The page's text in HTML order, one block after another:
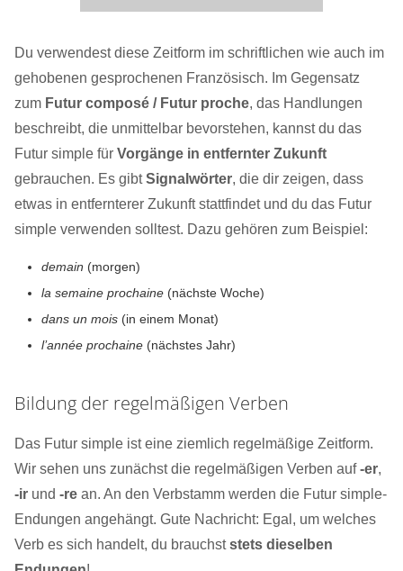
Du verwendest diese Zeitform im schriftlichen wie auch im
gehobenen gesprochenen Französisch. Im Gegensatz
zum Futur composé / Futur proche, das Handlungen
beschreibt, die unmittelbar bevorstehen, kannst du das
Futur simple für Vorgänge in entfernter Zukunft
gebrauchen. Es gibtSignalwörter, die dir zeigen, dass
etwas in entfernterer Zukunft stattfindet und du das Futur
simple verwenden solltest. Dazu gehören zum Beispiel:
demain (morgen)
la semaine prochaine (nächste Woche)
dans un mois (in einem Monat)
l’année prochaine (nächstes Jahr)
Bildung der regelmäßigen Verben
Das Futur simple ist eine ziemlich regelmäßige Zeitform.
Wir sehen uns zunächst die regelmäßigen Verben auf-er,
-ir und -re an. An den Verbstamm werden die Futur simple-
Endungen angehängt. Gute Nachricht: Egal, um welches
Verb es sich handelt, du brauchststets dieselben